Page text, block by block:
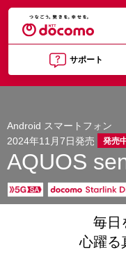
サポート
Android スマートフォン
2024年11月7日発売
発売
AQUOS
毎日
心躍る